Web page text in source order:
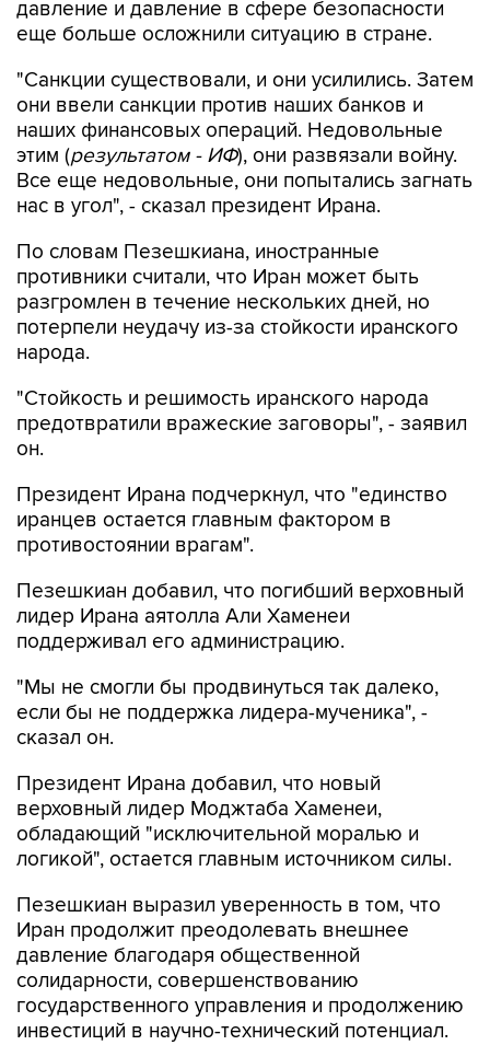
давление и давление в сфере безопасности
еще больше осложнили ситуацию в стране.
"Санкции существовали, и они усилились. Затем
они ввели санкции против наших банков и
наших финансовых операций. Недовольные
этим (результатом - ИФ), они развязали войну.
Все еще недовольные, они попытались загнать
нас в угол", - сказал президент Ирана.
По словам Пезешкиана, иностранные
противники считали, что Иран может быть
разгромлен в течение нескольких дней, но
потерпели неудачу из-за стойкости иранского
народа.
"Стойкость и решимость иранского народа
предотвратили вражеские заговоры", - заявил
он.
Президент Ирана подчеркнул, что "единство
иранцев остается главным фактором в
противостоянии врагам".
Пезешкиан добавил, что погибший верховный
лидер Ирана аятолла Али Хаменеи
поддерживал его администрацию.
"Мы не смогли бы продвинуться так далеко,
если бы не поддержка лидера-мученика", -
сказал он.
Президент Ирана добавил, что новый
верховный лидер Моджтаба Хаменеи,
обладающий "исключительной моралью и
логикой", остается главным источником силы.
Пезешкиан выразил уверенность в том, что
Иран продолжит преодолевать внешнее
давление благодаря общественной
солидарности, совершенствованию
государственного управления и продолжению
инвестиций в научно-технический потенциал.